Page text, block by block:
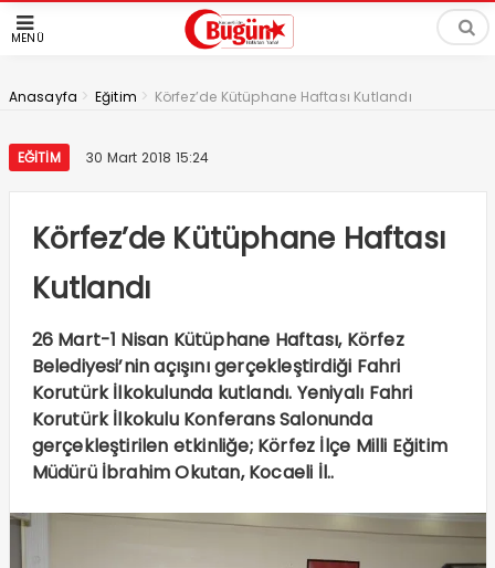
MENÜ
Anasayfa > Eğitim > Körfez’de Kütüphane Haftası Kutlandı
EĞITIM 30 Mart 2018 15:24
Körfez’de Kütüphane Haftası
Kutlandı
26 Mart-1 Nisan Kütüphane Haftası, Körfez
Belediyesi’nin açışını gerçekleştirdiği Fahri
Korutürk İlkokulunda kutlandı. Yeniyalı Fahri
Korutürk İlkokulu Konferans Salonunda
gerçekleştirilen etkinliğe; Körfez İlçe Milli Eğitim
Müdürü İbrahim Okutan, Kocaeli İl..